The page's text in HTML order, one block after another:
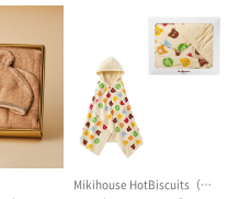
ピング
す。